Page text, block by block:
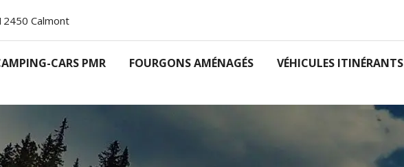
Calmont
CARS PMR FOURGONS AMÉNAGÉS VÉHICULES ITINÉRANTS